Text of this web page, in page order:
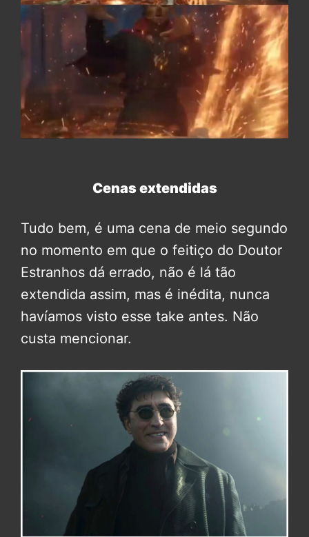
Cenas extendidas
Tudo bem, é uma cena de meio segundo
no momento em que o feitiço do Doutor
Estranhos dá errado, não é lá tão
extendida assim, mas é inédita, nunca
havíamos visto esse take antes. Não
custa mencionar.